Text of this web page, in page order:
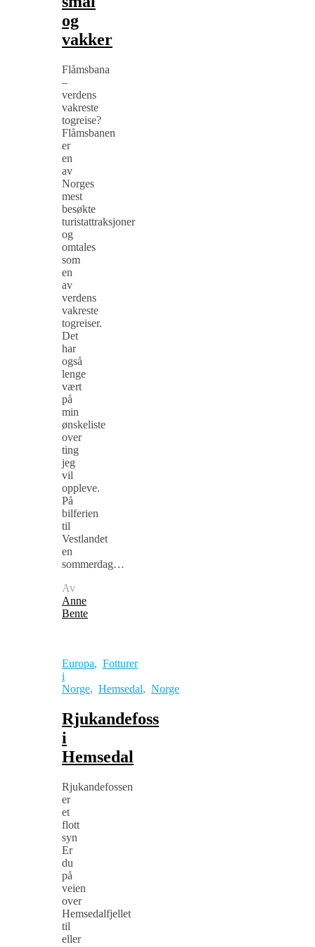
og
vakker
Flåmsbana
–
verdens
vakreste
togreise?
Flåmsbanen
er
en
av
Norges
mest
besøkte
turistattraksjoner
og
omtales
som
en
av
verdens
vakreste
togreiser.
Det
har
også
lenge
vært
på
min
ønskeliste
over
ting
jeg
vil
oppleve.
På
bilferien
til
Vestlandet
en
sommerdag…
Av
Anne
Bente
Europa, Fotturer
i
Norge, Hemsedal, Norge
Rjukandefoss
i
Hemsedal
Rjukandefossen
er
et
flott
syn
Er
du
på
veien
over
Hemsedalfjellet
til
eller